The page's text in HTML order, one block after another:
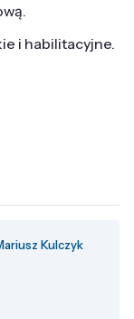
i habilitacyjne.
Kulczyk